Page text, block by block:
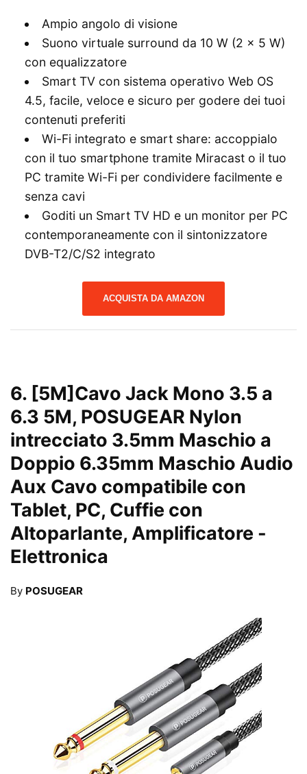
Ampio angolo di visione
Suono virtuale surround da 10 W (2 x 5 W)
con equalizzatore
Smart TV con sistema operativo Web OS
4.5, facile, veloce e sicuro per godere dei tuoi
contenuti preferiti
Wi-Fi integrato e smart share: accoppialo
con il tuo smartphone tramite Miracast o il tuo
PC tramite Wi-Fi per condividere facilmente e
senza cavi
Goditi un Smart TV HD e un monitor per PC
contemporaneamente con il sintonizzatore
DVB-T2/C/S2 integrato
ACQUISTA DA AMAZON
6. [5M]Cavo Jack Mono 3.5 a
6.3 5M, POSUGEAR Nylon
intrecciato 3.5mm Maschio a
Doppio 6.35mm Maschio Audio
Aux Cavo compatibile con
Tablet, PC, Cuffie con
Altoparlante, Amplificatore -
Elettronica
By POSUGEAR